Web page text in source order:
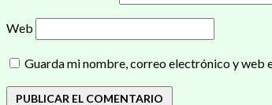
Web
Guarda mi nombre, correo electrónico y web